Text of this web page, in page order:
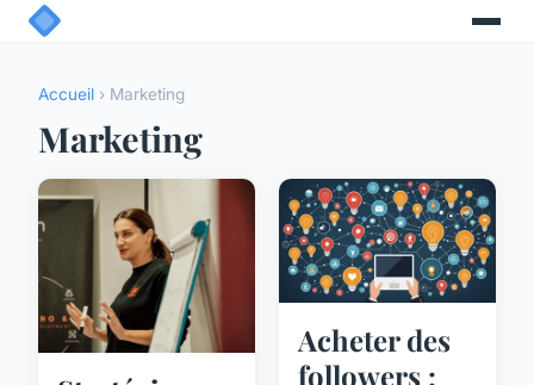
Accueil › Marketing
Marketing
Acheter des
followers :